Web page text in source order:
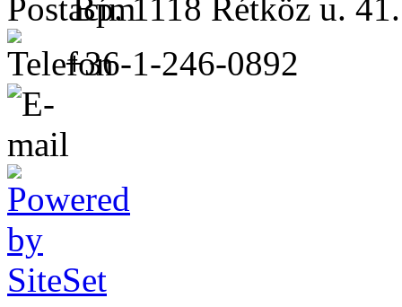
Bp. 1118 Rétköz u. 41.
+36-1-246-0892